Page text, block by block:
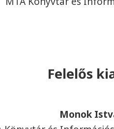
Felelős
Monok